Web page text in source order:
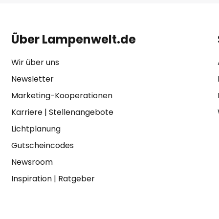
Über Lampenwelt.de
Wir über uns
Newsletter
Marketing-Kooperationen
Karriere| Stellenangebote
Lichtplanung
Gutscheincodes
Newsroom
Inspiration| Ratgeber